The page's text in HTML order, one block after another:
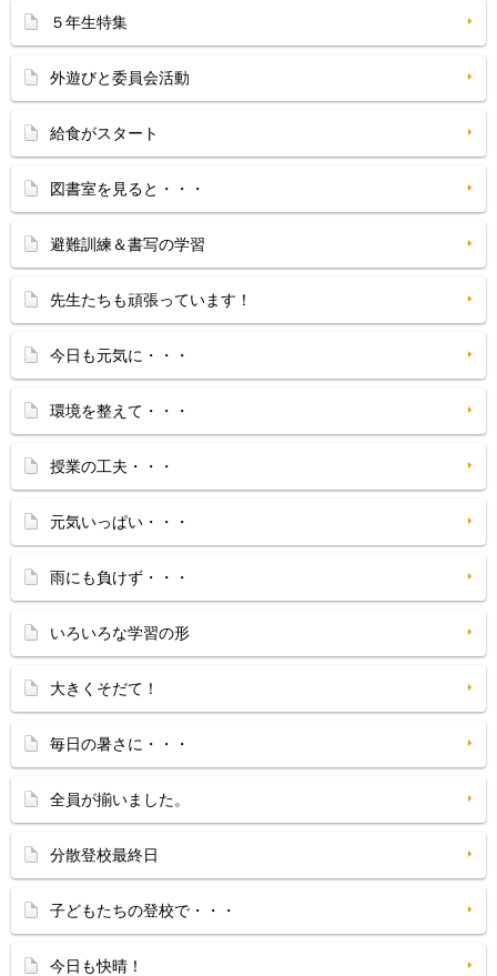
５年生特集
外遊びと委員会活動
給食がスタート
図書室を見ると・・・
避難訓練＆書写の学習
先生たちも頑張っています！
今日も元気に・・・
環境を整えて・・・
授業の工夫・・・
元気いっぱい・・・
雨にも負けず・・・
いろいろな学習の形
大きくそだて！
毎日の暑さに・・・
全員が揃いました。
分散登校最終日
子どもたちの登校で・・・
今日も快晴！